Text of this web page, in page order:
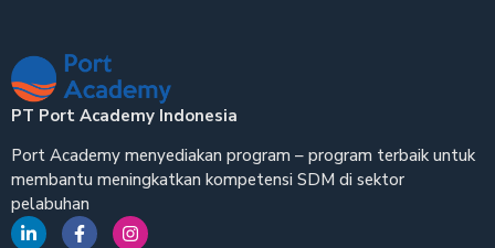
PT Port Academy Indonesia
Port Academy menyediakan program – program terbaik untuk
membantu meningkatkan kompetensi SDM di sektor
pelabuhan